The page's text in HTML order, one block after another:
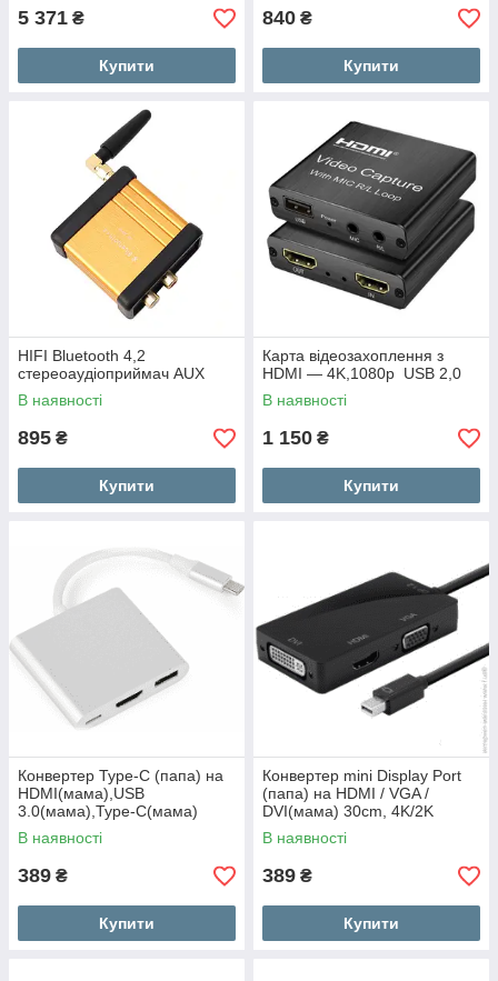
5 371 ₴
Купити
840 ₴
Купити
HIFI Bluetooth 4,2
стереоаудіоприймач AUX
В наявності
895 ₴
Купити
Карта відеозахоплення з
HDMI — 4K,1080p USB 2,0
В наявності
1 150 ₴
Купити
Конвертер Type-C (папа) на
HDMI(мама),USB
3.0(мама),Type-C(мама)
10cm, 4K/2K
В наявності
389 ₴
Купити
Конвертер mini Display Port
(папа) на HDMI / VGA /
DVI(мама) 30cm, 4K/2K
В наявності
389 ₴
Купити